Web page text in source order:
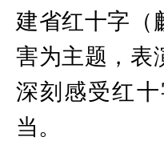
建省红十字（
害为主题，表
深刻感受红
当。